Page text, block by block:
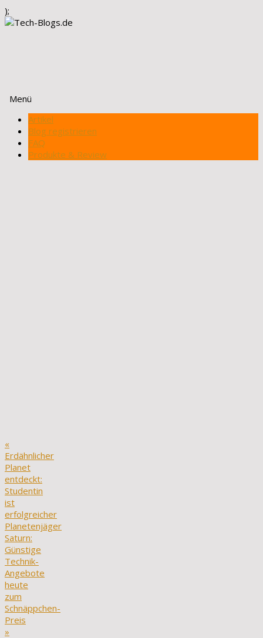
);
Menü
Zum
Inhalt
springen
Artikel
Blog registrieren
FAQ
Produkte & Review
«
Erdähnlicher
Planet
entdeckt:
Studentin
ist
erfolgreicher
Planetenjäger
Saturn:
Günstige
Technik-
Angebote
heute
zum
Schnäppchen-
Preis
»